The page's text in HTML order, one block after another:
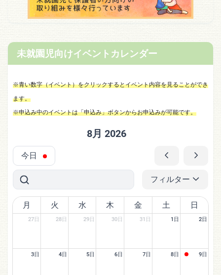
未就園児向けイベントカレンダー
※青い数字（イベント）をクリックするとイベント内容を見ることができ
ます。
※申込み中のイベントは「申込み」ボタンからお申込みが可能です。
今日
8月 2026
フィルター
月 火 水 木 金 土 日
27日 28日 29日 30日 31日 1日 2日
3日 4日 5日 6日 7日 8日 9日